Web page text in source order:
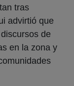
tras
advirtió que
de
en la zona y